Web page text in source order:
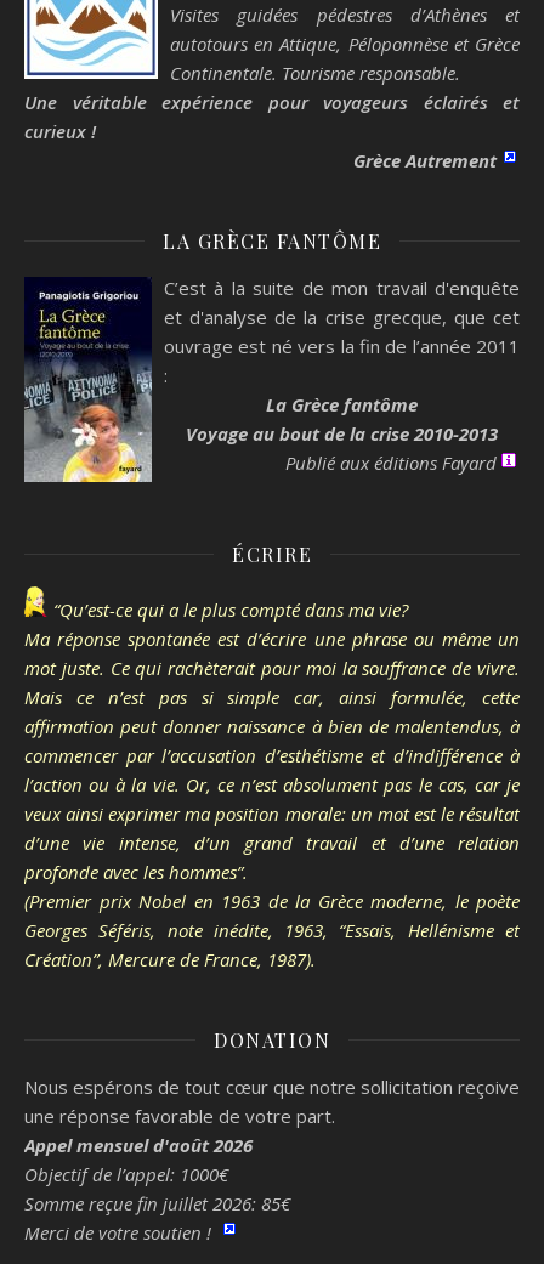
Visites guidées pédestres d’Athènes et
autotours en Attique, Péloponnèse et Grèce
Continentale. Tourisme responsable.
Une véritable expérience pour voyageurs éclairés et
curieux !
Grèce Autrement
LA GRÈCE FANTÔME
C’est à la suite de mon travail d'enquête
et d'analyse de la crise grecque, que cet
ouvrage est né vers la fin de l’année 2011
:
La Grèce fantôme
Voyage au bout de la crise 2010-2013
Publié aux éditions Fayard
ÉCRIRE
“Qu’est-ce qui a le plus compté dans ma vie?
Ma réponse spontanée est d’écrire une phrase ou même un
mot juste. Ce qui rachèterait pour moi la souffrance de vivre.
Mais ce n’est pas si simple car, ainsi formulée, cette
affirmation peut donner naissance à bien de malentendus, à
commencer par l’accusation d’esthétisme et d’indifférence à
l’action ou à la vie. Or, ce n’est absolument pas le cas, car je
veux ainsi exprimer ma position morale: un mot est le résultat
d’une vie intense, d’un grand travail et d’une relation
profonde avec les hommes”.
(Premier prix Nobel en 1963 de la Grèce moderne, le poète
Georges Séféris, note inédite, 1963, “Essais, Hellénisme et
Création”, Mercure de France, 1987).
DONATION
Nous espérons de tout cœur que notre sollicitation reçoive
une réponse favorable de votre part.
Appel mensuel d'août 2026
Objectif de l’appel: 1000€
Somme reçue fin juillet 2026: 85€
Merci de votre soutien !